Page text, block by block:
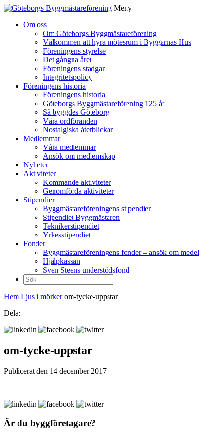
Meny
Om oss
Om Göteborgs Byggmästareförening
Välkommen att hyra mötesrum i Byggarnas Hus
Föreningens styrelse
Det gångna året
Föreningens stadgar
Integritetspolicy
Föreningens historia
Föreningens historia
Göteborgs Byggmästareförening 125 år
Så byggdes Göteborg
Våra ordföranden
Nostalgiska återblickar
Medlemmar
Våra medlemmar
Ansök om medlemskap
Nyheter
Aktiviteter
Kommande aktiviteter
Genomförda aktiviteter
Stipendier
Byggmästareföreningens stipendier
Stipendiet Byggmästaren
Teknikerstipendiet
Yrkesstipendiet
Fonder
Byggmästareföreningens fonder – ansök om medel
Hjälpkassan
Sven Steens understödsfond
Sök
efter:
Hem Ljus i mörker om-tycke-uppstar
Dela:
om-tycke-uppstar
Publicerat den 14 december 2017
Är du byggföretagare?